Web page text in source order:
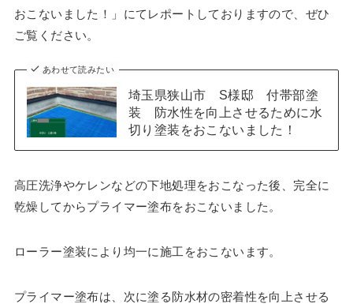
おこないました！」にてレポートしておりますので、ぜひ
ご覧ください。
あわせて読みたい
埼玉県狭山市 S様邸 付帯部塗
装 防水性を向上させるために水
切り塗装をおこないました！
高圧洗浄やケレンなどの下地処理をおこなった後、完全に
乾燥してからプライマー塗布をおこないました。
ローラー塗装により均一に施工をおこないます。
プライマー塗布は、次に塗る防水材の密着性を向上させる